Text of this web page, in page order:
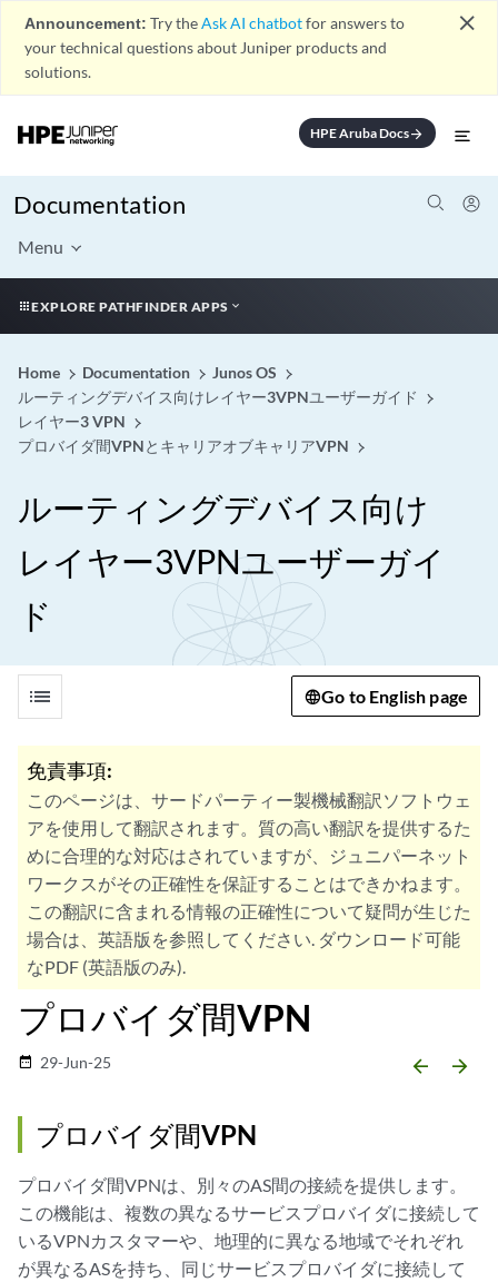
Announcement: Try theAsk AI chatbotfor answers to
your technical questions about Juniper products and
solutions.
close
HPE Aruba Docsarrow_forward
Documentation
Menu
EXPLORE PATHFINDER APPS
Home Documentation
Junos OS
ルーティングデバイス向けレイヤー3VPNユーザーガイド
レイヤー3 VPN
プロバイダ間VPNとキャリアオブキャリアVPN
ルーティングデバイス向け
レイヤー3VPNユーザーガイ
ド
list Go to English page
免責事項:
このページは、サードパーティー製機械翻訳ソフトウェ
アを使用して翻訳されます。質の高い翻訳を提供するた
めに合理的な対応はされていますが、ジュニパーネット
ワークスがその正確性を保証することはできかねます。
この翻訳に含まれる情報の正確性について疑問が生じた
場合は、英語版を参照してください. ダウンロード可能
なPDF (英語版のみ).
プロバイダ間VPN
date_range 29-Jun-25 arrow_backward arrow_forward
プロバイダ間VPN
プロバイダ間VPNは、別々のAS間の接続を提供します。
この機能は、複数の異なるサービスプロバイダに接続して
いるVPNカスタマーや、地理的に異なる地域でそれぞれ
が異なるASを持ち、同じサービスプロバイダに接続して